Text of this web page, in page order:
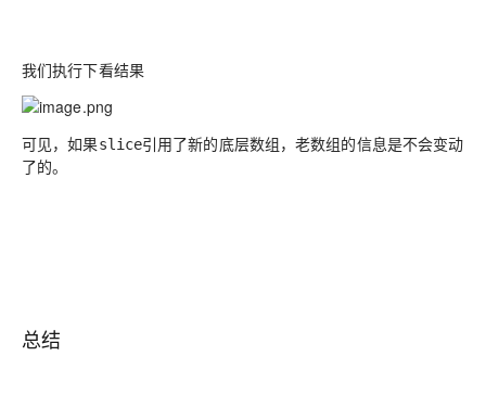
我们执行下看结果
可见，如果slice引用了新的底层数组，老数组的信息是不会变动
了的。
总结